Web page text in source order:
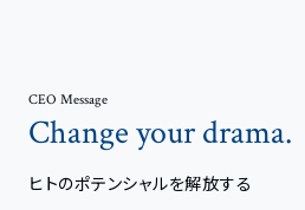
CEO Message
Change your drama.
ヒトのポテンシャルを解放する